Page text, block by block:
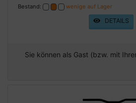
Bestand: wenige auf Lager
DETAILS
Sie können als Gast (bzw. mit